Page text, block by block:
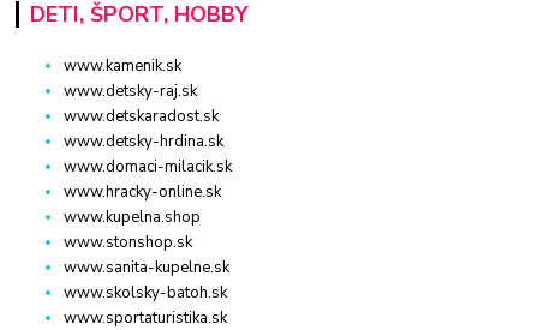
DETI, ŠPORT, HOBBY
www.kamenik.sk
www.detsky-raj.sk
www.detskaradost.sk
www.detsky-hrdina.sk
www.domaci-milacik.sk
www.hracky-online.sk
www.kupelna.shop
www.stonshop.sk
www.sanita-kupelne.sk
www.skolsky-batoh.sk
www.sportaturistika.sk